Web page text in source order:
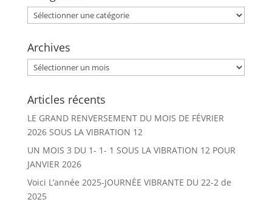
Catégories
Archives
Archives
Articles récents
LE GRAND RENVERSEMENT DU MOIS DE FÉVRIER
2026 SOUS LA VIBRATION 12
UN MOIS 3 DU 1- 1- 1 SOUS LA VIBRATION 12 POUR
JANVIER 2026
Voici L’année 2025-JOURNÉE VIBRANTE DU 22-2 de
2025